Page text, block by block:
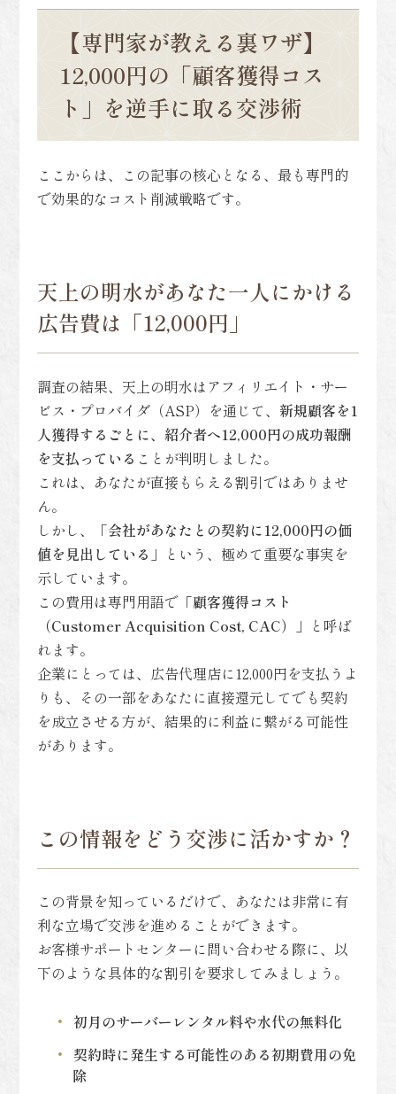
【専門家が教える裏ワザ】
12,000円の「顧客獲得コス
ト」を逆手に取る交渉術
ここからは、この記事の核心となる、最も専門的
で効果的なコスト削減戦略です。
天上の明水があなた一人にかける
広告費は「12,000円」
調査の結果、天上の明水はアフィリエイト・サー
ビス・プロバイダ（ASP）を通じて、 新規顧客を1
人獲得するごとに、紹介者へ12,000円の成功報酬
を支払っている ことが判明しました。
これは、あなたが直接もらえる割引ではありませ
ん。
しかし、
「会社があなたとの契約に12,000円の価
値を見出している」 という、極めて重要な事実を
示しています。
この費用は専門用語で 「顧客獲得コスト
（Customer Acquisition Cost, CAC）」 と呼ば
れます。
企業にとっては、広告代理店に12,000円を支払うよ
りも、その一部をあなたに直接還元してでも契約
を成立させる方が、結果的に利益に繋がる可能性
があります。
この情報をどう交渉に活かすか？
この背景を知っているだけで、あなたは非常に有
利な立場で交渉を進めることができます。
お客様サポートセンターに問い合わせる際に、以
下のような具体的な割引を要求してみましょう。
初月のサーバーレンタル料や水代の無料化
契約時に発生する可能性のある初期費用の免
除